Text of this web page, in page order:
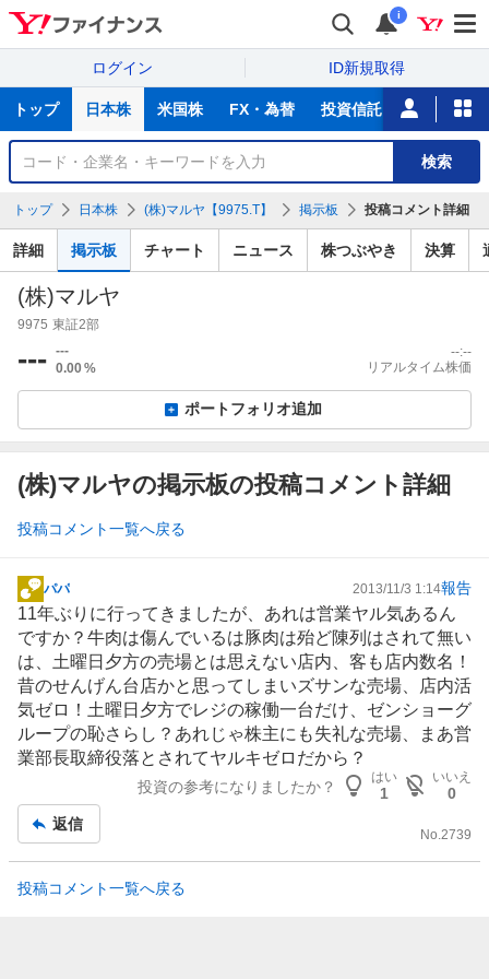
i
ログイン ID新規取得
サ
トップ 日本株 米国株 FX・為替 投資信託 ニュース
銘
検
索
検索
トップ 日本株 (株)マルヤ【9975.T】 掲示板 投稿コメント詳細
詳細 掲示板 チャート ニュース 株つぶやき 決算
(株)マルヤ
9975 東証2部
--- ---
0.00%
--:--
リアルタイム株価
ポートフォリオ追加
(株)マルヤの掲示板の投稿コメント詳細
投稿コメント一覧へ戻る
掲
示
板
記
事
パパ 2013/11/3 1:14報告
11年ぶりに行ってきましたが、あれは営業ヤル気あるん
ですか？牛肉は傷んでいるは豚肉は殆ど陳列はされて無い
は、土曜日夕方の売場とは思えない店内、客も店内数名！
昔のせんげん台店かと思ってしまいズサンな売場、店内活
気ゼロ！土曜日夕方でレジの稼働一台だけ、ゼンショーグ
ループの恥さらし？あれじゃ株主にも失礼な売場、まあ営
業部長取締役落とされてヤルキゼロだから？
投資の参考になりましたか？
はい
1
いいえ
0
返信
No.2739
投稿コメント一覧へ戻る